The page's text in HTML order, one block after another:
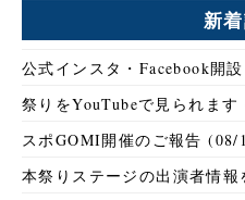
新
公式インスタ・Facebook開
祭りをYouTubeで見られま
スポGOMI開催のご報告 (08/
本祭りステージの出演者情